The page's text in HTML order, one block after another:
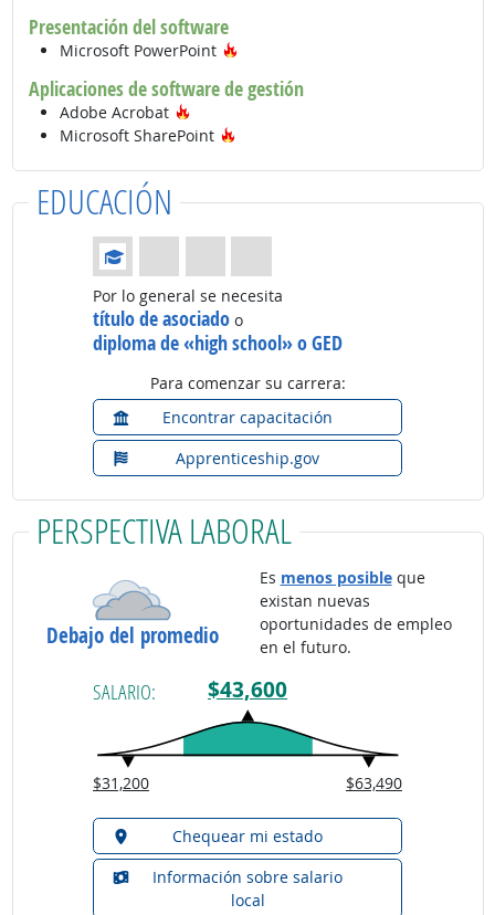
Presentación del software
Microsoft PowerPoint
Aplicaciones de software de gestión
Adobe Acrobat
Microsoft SharePoint
EDUCACIÓN
Educación: (Calificación 1 de 4)
Por lo general se necesita
título de asociado o
diploma de «high school» o GED
Para comenzar su carrera:
Encontrar capacitación
Apprenticeship.gov
PERSPECTIVA LABORAL
Debajo del promedio
Es menos posibleque
existan nuevas
oportunidades de empleo
en el futuro.
SALARIO: $43,600
$31,200 $63,490
Chequear mi estado
Información sobre salario
local